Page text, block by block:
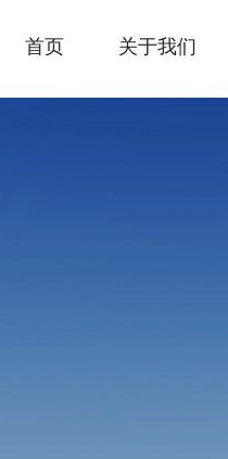
首页 关于我们